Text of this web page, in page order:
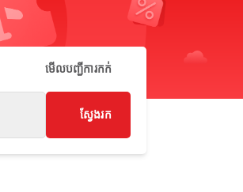
មើលបញ្ជីការកក់
ស្វែងរក